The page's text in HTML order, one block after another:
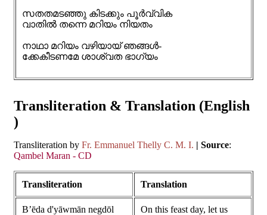
സതതമടഞ്ഞു കിടക്കും പൂർവ്വിക
വാതിൽ തന്നെ മറിയം നിയതം
നാഥാ മറിയം വഴിയായ് ഞങ്ങൾ-
ക്കേകീടണമേ ശാശ്വത ഭാഗ്യം
Transliteration & Translation (English
)
Transliteration by Fr. Emmanuel Thelly C. M. I. | Source:
Qambel Maran - CD
Transliteration Translation
B’ēda d'yāwmān negdōl
On this feast day, let us